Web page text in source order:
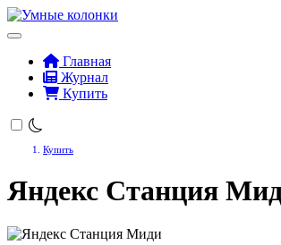
Главная
Журнал
Купить
Купить
Яндекс Станция